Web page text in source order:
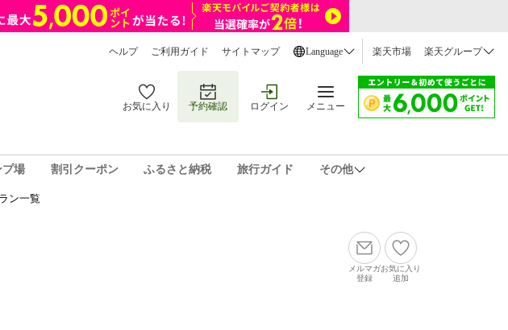
ヘルプ ご利用ガイド サイトマップ Language 楽天市場 楽天グループ
お気に入り 予約確認 ログイン メニュー
プ場 割引クーポン ふるさと納税 旅行ガイド その他
ン一覧
メルマガ
登録
お気に入り
追加